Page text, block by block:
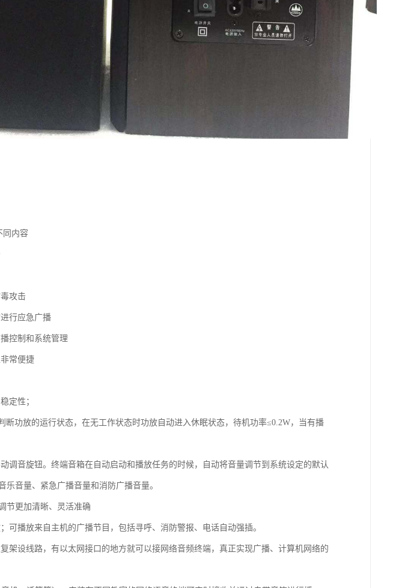
同内容
攻击
行应急广播
控制和系统管理
常便捷
定性；
功放的运行状态，在无工作状态时功放自动进入休眠状态，待机功率≤0.2W，当有播
调音旋钮。终端音箱在自动启动和播放任务的时候，自动将音量调节到系统设定的默认
音量、紧急广播音量和消防广播音量。
节更加清晰、灵活准确
播放来自主机的广播节目，包括寻呼、消防警报、电话自动强插。
架设线路，有以太网接口的地方就可以接网络音频终端，真正实现广播、计算机网络的